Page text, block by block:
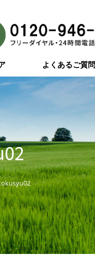
よくあるご質問